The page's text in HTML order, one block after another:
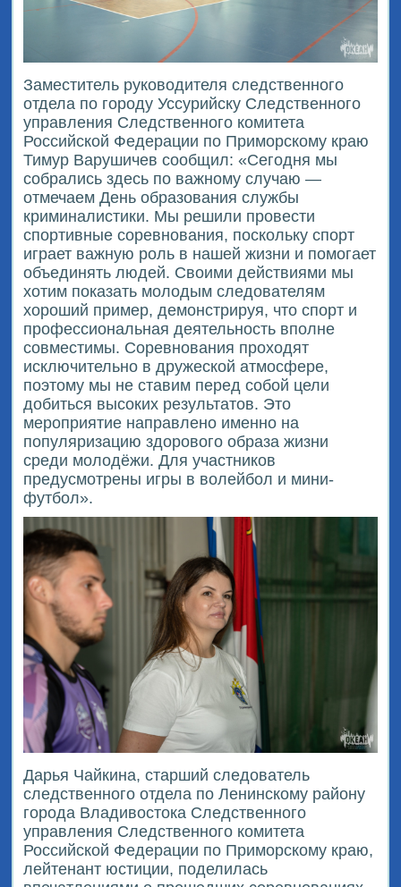
Заместитель руководителя следственного
отдела по городу Уссурийску Следственного
управления Следственного комитета
Российской Федерации по Приморскому краю
Тимур Варушичев сообщил: «Сегодня мы
собрались здесь по важному случаю —
отмечаем День образования службы
криминалистики. Мы решили провести
спортивные соревнования, поскольку спорт
играет важную роль в нашей жизни и помогает
объединять людей. Своими действиями мы
хотим показать молодым следователям
хороший пример, демонстрируя, что спорт и
профессиональная деятельность вполне
совместимы. Соревнования проходят
исключительно в дружеской атмосфере,
поэтому мы не ставим перед собой цели
добиться высоких результатов. Это
мероприятие направлено именно на
популяризацию здорового образа жизни
среди молодёжи. Для участников
предусмотрены игры в волейбол и мини-
футбол».
Дарья Чайкина, старший следователь
следственного отдела по Ленинскому району
города Владивостока Следственного
управления Следственного комитета
Российской Федерации по Приморскому краю,
лейтенант юстиции, поделилась